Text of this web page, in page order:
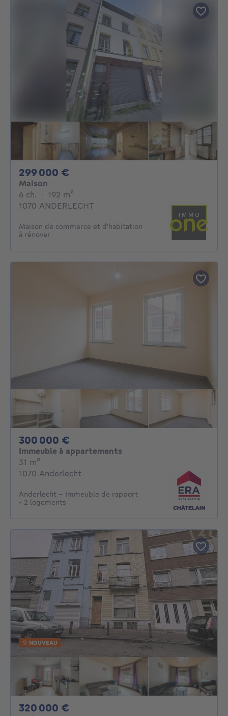
299 000 €
Maison
6 ch. 6 chambres
· 192 m²
1070 ANDERLECHT
Maison de commerce et d'habitation
à rénover
300 000 €
Immeuble à appartements
31 m²
1070 Anderlecht
Anderlecht – Immeuble de rapport
- 2 logements
NOUVEAU
320 000 €